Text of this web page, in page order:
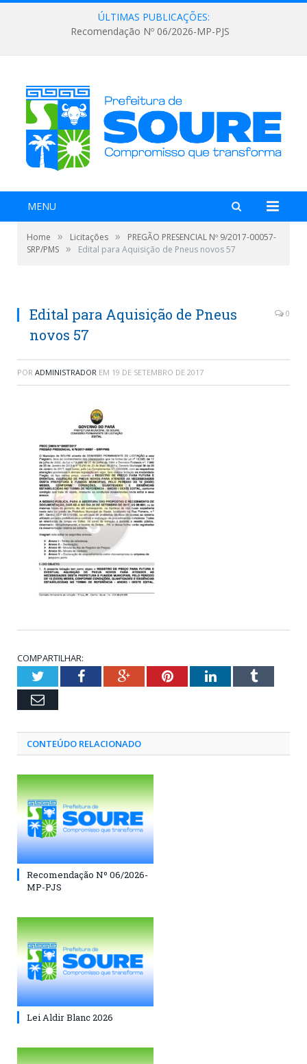
ÚLTIMAS PUBLICAÇÕES:
Recomendação Nº 06/2026-MP-PJS
MENU
Home » Licitações »
PREGÃO PRESENCIAL Nº 9/2017-00057-
SRP/PMS » Edital para Aquisição de Pneus novos 57
Edital para Aquisição de Pneus
novos 57
0
POR ADMINISTRADOR EM 19 DE SETEMBRO DE 2017
COMPARTILHAR:
TwitterFacebookGoogle+PinterestLinkedInTumblr
Email
CONTEÚDO RELACIONADO
Recomendação Nº 06/2026-
MP-PJS
Lei Aldir Blanc 2026